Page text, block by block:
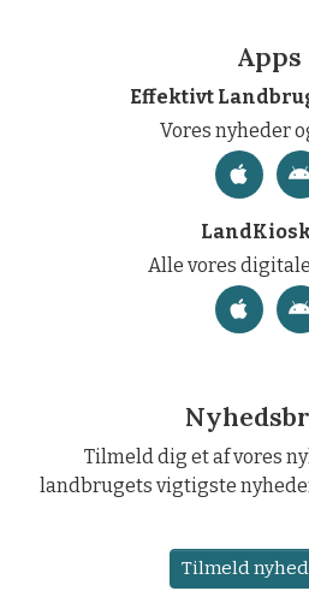
Apps
Effektivt
Vores nyheder
Alle vores
Tilmeld dig et af vores
landbrugets vigtigste
Tilmeld